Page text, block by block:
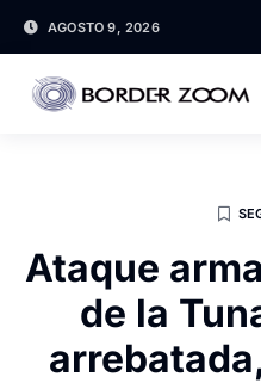
AGOSTO 9, 2026
Ataque
de la